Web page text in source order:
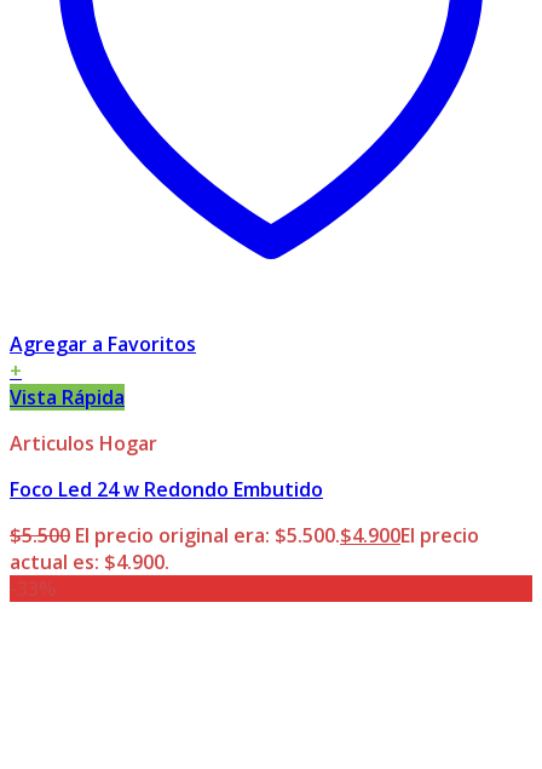
Agregar a Favoritos
+
Vista Rápida
Articulos Hogar
Foco Led 24 w Redondo Embutido
$5.500 El precio original era: $5.500.$4.900El precio
actual es: $4.900.